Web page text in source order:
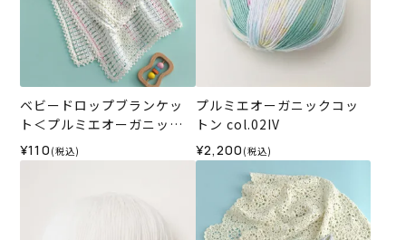
ベビードロップブランケッ
ト＜プルミエオーガニック
コットン＞（レシピ）
¥110 (税込)
プルミエオーガニックコッ
トン col.02IV
¥2,200 (税込)